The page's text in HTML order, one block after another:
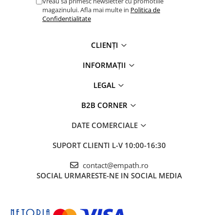
magazinului. Afla mai multe in Politica de
Confidentialitate
CLIENȚI
INFORMAȚII
LEGAL
B2B CORNER
DATE COMERCIALE
SUPORT CLIENTI L-V 10:00-16:30
contact@empath.ro
SOCIAL URMARESTE-NE IN SOCIAL MEDIA